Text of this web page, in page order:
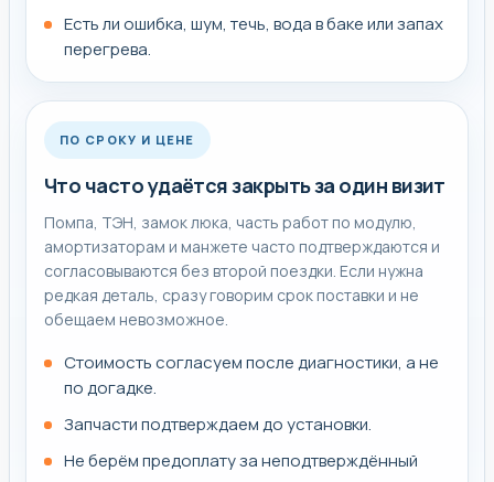
Есть ли ошибка, шум, течь, вода в баке или запах
перегрева.
ПО СРОКУ И ЦЕНЕ
Что часто удаётся закрыть за один визит
Помпа, ТЭН, замок люка, часть работ по модулю,
амортизаторам и манжете часто подтверждаются и
согласовываются без второй поездки. Если нужна
редкая деталь, сразу говорим срок поставки и не
обещаем невозможное.
Стоимость согласуем после диагностики, а не
по догадке.
Запчасти подтверждаем до установки.
Не берём предоплату за неподтверждённый